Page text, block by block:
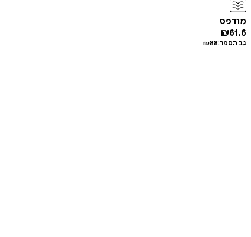
מודפס
₪61.6
גב הספר: ₪88